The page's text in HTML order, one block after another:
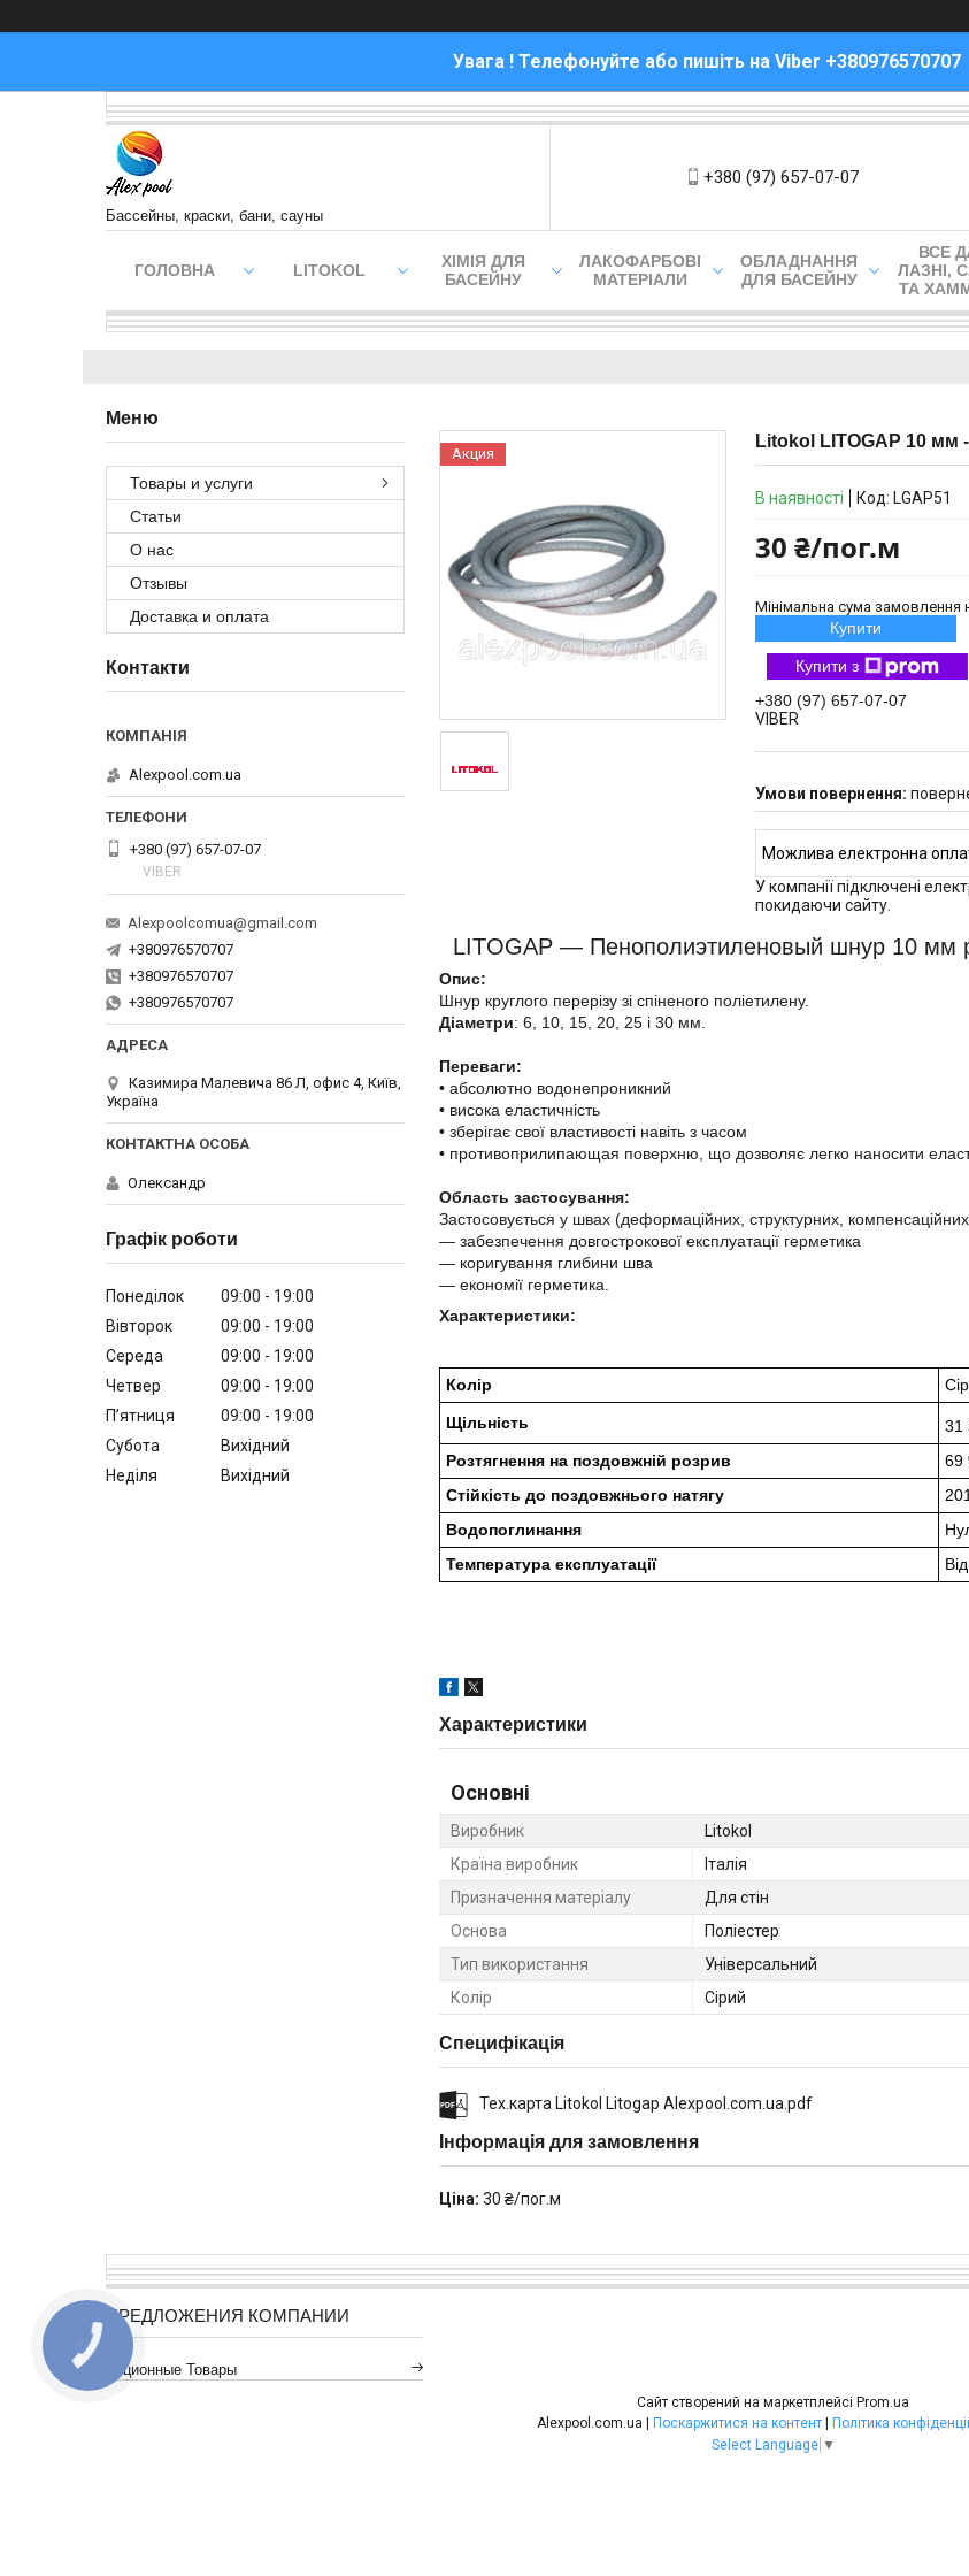
Увага ! Телефонуйте або пишіть на Viber +380976570707
Бассейны, краски, бани, сауны
+380 (97) 657-07-07
ГОЛОВНА LITOKOL
ХІМІЯ ДЛЯ
БАСЕЙНУ
ЛАКОФАРБОВІ
МАТЕРІАЛИ
ОБЛАДНАННЯ
ДЛЯ БАСЕЙНУ
ВСЕ
ЛАЗНІ,
ТА
Акция
Litokol LITOGAP 10 мм
В наявності Код: LGAP51
30 ₴/пог.м
Мінімальна сума замовлення
Купити
Купити з
+380 (97) 657-07-07
VIBER
У компанії підключені
покидаючи сайту.
LITOGAP ― Пенополиэтиленовый шнур 10 мм
Опис:
Шнур круглого перерізу зі спіненого поліетилену.
Діаметри: 6, 10, 15, 20, 25 і 30 мм.
Переваги:
• абсолютно водонепроникний
• висока еластичність
• зберігає свої властивості навіть з часом
• противоприлипающая поверхню, що дозволяє легко наносити
Область застосування:
Застосовується у швах (деформаційних, структурних,
― забезпечення довгострокової експлуатації герметика
― коригування глибини шва
― економії герметика.
Характеристики:
Колір
Щільність 31
Розтягнення на поздовжній розрив
69
Стійкість до поздовжнього натягу
Водопоглинання
Температура експлуатації
Характеристики
Основні
Виробник
Litokol
Країна виробник
Італія
Призначення матеріалу
Для стін
Основа
Поліестер
Тип використання
Універсальний
Колір
Сірий
Специфікація
Тех.карта Litokol Litogap Alexpool.com.ua.pdf
Інформація для замовлення
Ціна: 30 ₴/пог.м
Товары и услуги
Статьи
О нас
Отзывы
Доставка и оплата
Контакти
Alexpool.com.ua
+380 (97) 657-07-07
VIBER
Alexpoolcomua@gmail.com
+380976570707
+380976570707
+380976570707
Казимира Малевича 86 Л, офис 4, Київ,
Україна
Олександр
Графік роботи
Понеділок 09:00
19:00
Вівторок
09:00
19:00
Середа
09:00
19:00
Четвер
09:00
19:00
Пʼятниця
09:00
19:00
Субота
Вихідний
Неділя
Вихідний
ПРЕДЛОЖЕНИЯ КОМПАНИИ
Акционные Товары
Сайт створений на маркетплейсі Prom.ua
Alexpool.com.ua | Поскаржитися на контент | Політика
Select Language ▼
КНОПКА
ЗВ'ЯЗКУ